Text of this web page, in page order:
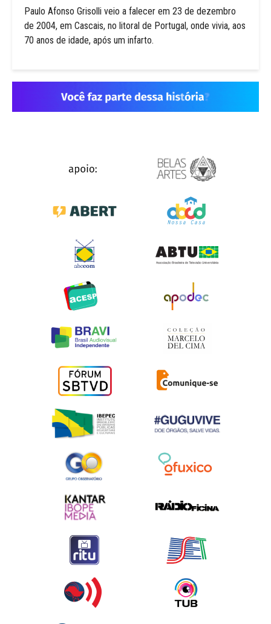
Paulo Afonso Grisolli veio a falecer em 23 de dezembro
de 2004, em Cascais, no litoral de Portugal, onde vivia, aos
70 anos de idade, após um infarto.